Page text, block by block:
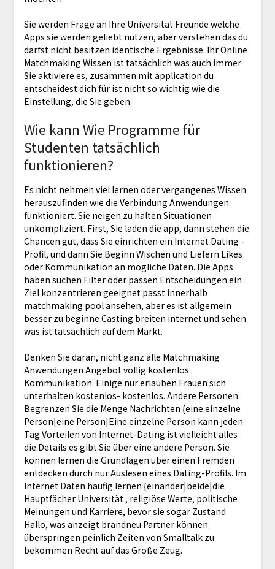
Sie werden Frage an Ihre Universität Freunde welche
Apps sie werden geliebt nutzen, aber verstehen das du
darfst nicht besitzen identische Ergebnisse. Ihr Online
Matchmaking Wissen ist tatsächlich was auch immer
Sie aktiviere es, zusammen mit application du
entscheidest dich für ist nicht so wichtig wie die
Einstellung, die Sie geben.
Wie kann Wie Programme für
Studenten tatsächlich
funktionieren?
Es nicht nehmen viel lernen oder vergangenes Wissen
herauszufinden wie die Verbindung Anwendungen
funktioniert. Sie neigen zu halten Situationen
unkompliziert. First, Sie laden die app, dann stehen die
Chancen gut, dass Sie einrichten ein Internet Dating -
Profil, und dann Sie Beginn Wischen und Liefern Likes
oder Kommunikation an mögliche Daten. Die Apps
haben suchen Filter oder passen Entscheidungen ein
Ziel konzentrieren geeignet passt innerhalb
matchmaking pool ansehen, aber es ist allgemein
besser zu beginne Casting breiten internet und sehen
was ist tatsächlich auf dem Markt.
Denken Sie daran, nicht ganz alle Matchmaking
Anwendungen Angebot völlig kostenlos
Kommunikation. Einige nur erlauben Frauen sich
unterhalten kostenlos- kostenlos. Andere Personen
Begrenzen Sie die Menge Nachrichten {eine einzelne
Person|eine Person|Eine einzelne Person kann jeden
Tag Vorteilen von Internet-Dating ist vielleicht alles
die Details es gibt Sie über eine andere Person. Sie
können lernen die Grundlagen über einen Fremden
entdecken durch nur Auslesen eines Dating-Profils. Im
Internet Daten häufig lernen {einander|beide|die
Hauptfächer Universität , religiöse Werte, politische
Meinungen und Karriere, bevor sie sogar Zustand
Hallo, was anzeigt brandneu Partner können
überspringen peinlich Zeiten von Smalltalk zu
bekommen Recht auf das Große Zeug.